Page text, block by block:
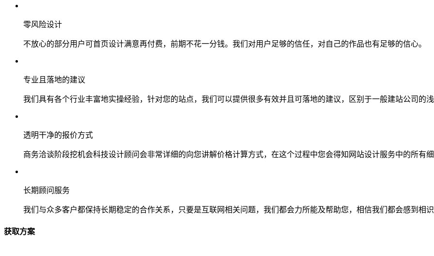
零风险设计
不放心的部分用户可首页设计满意再付费，前期不花一分钱。我们对用户足够的信任，对自己的作品也有足够的信心。
专业且落地的建议
我们具有各个行业丰富地实操经验，针对您的站点，我们可以提供很多有效并且可落地的建议，区别于一般建站公司的
透明干净的报价方式
商务洽谈阶段挖机会科技设计顾问会非常详细的向您讲解价格计算方式，在这个过程中您会得知网站设计服务中的所有
长期顾问服务
我们与众多客户都保持长期稳定的合作关系，只要是互联网相关问题，我们都会力所能及帮助您，相信我们都会感到相
获取方案